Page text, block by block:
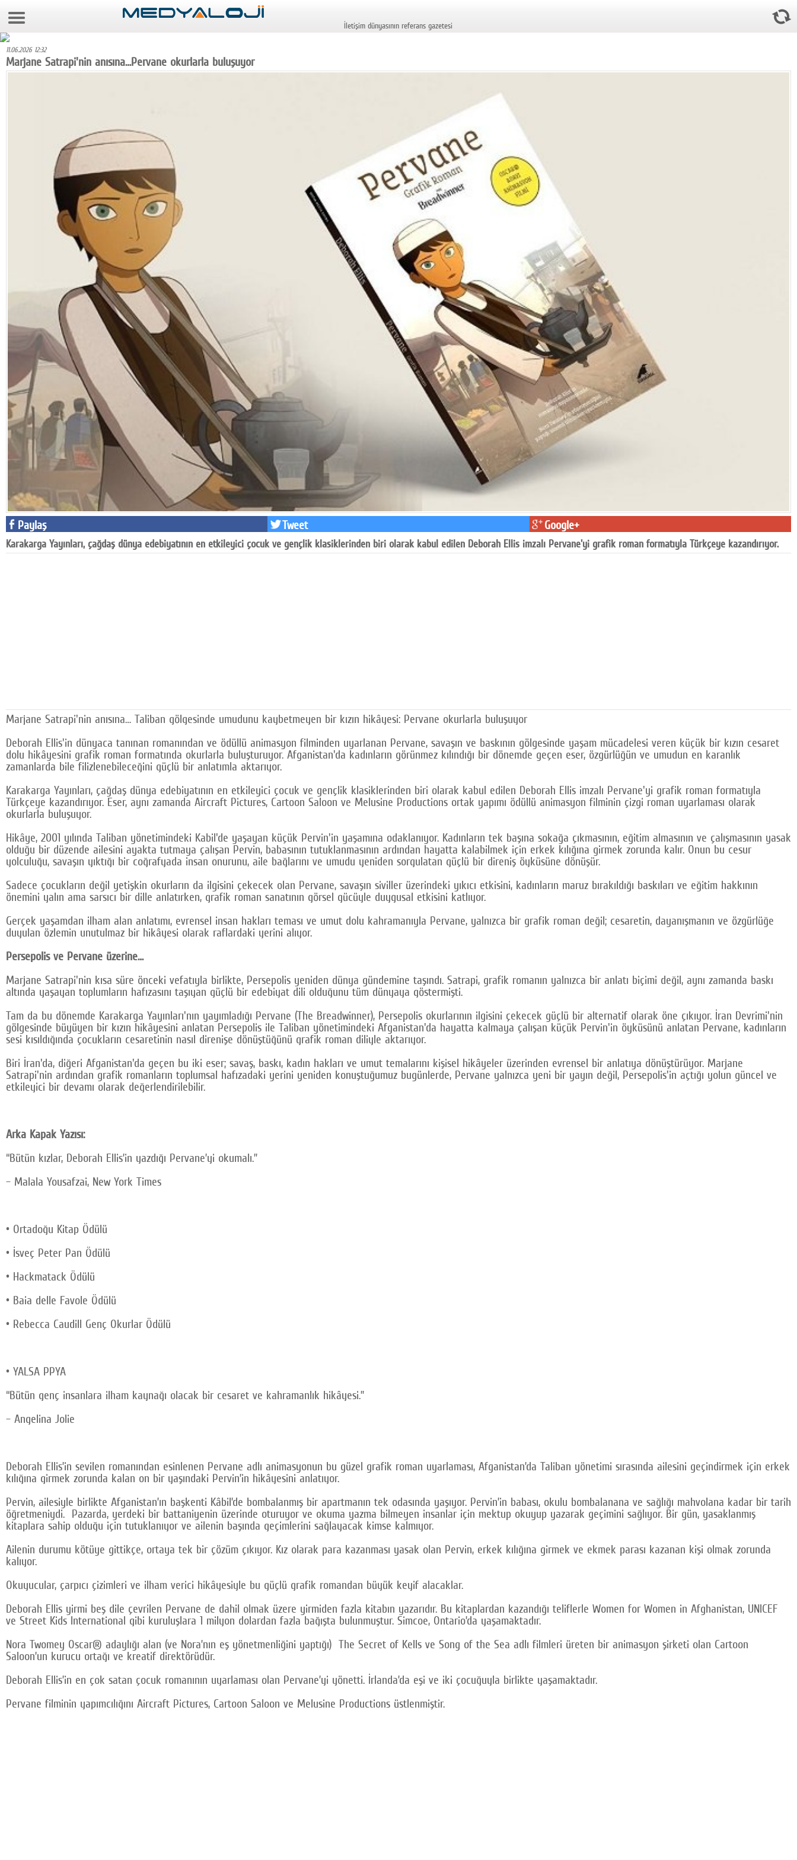
6 Ağustos 2026 1:58:23
Foto Galeri
Reyting-tiraj
Teknoloji
Televizyon
Dünya
Diziler
Karikatür
Youtube
Polemik
Reklam
Yazarlar
Künye
SOSYAL MEDYA
Facebook
Twitter
Google Plus
İletişim dünyasının referans gazetesi
11.06.2026 12:32
Marjane Satrapi'nin anısına…Pervane okurlarla buluşuyor
Paylaş Tweet Google+
Karakarga Yayınları, çağdaş dünya edebiyatının en etkileyici çocuk ve gençlik klasiklerinden biri olarak kabul edilen Deborah Ellis imzalı Pervane'yi grafik roman formatıyla Türkçeye kazandırıyor.
Marjane Satrapi'nin anısına… Taliban gölgesinde umudunu kaybetmeyen bir kızın hikâyesi: Pervane okurlarla buluşuyor
Deborah Ellis'in dünyaca tanınan romanından ve ödüllü animasyon filminden uyarlanan Pervane, savaşın ve baskının gölgesinde yaşam mücadelesi veren küçük bir kızın cesaret
dolu hikâyesini grafik roman formatında okurlarla buluşturuyor. Afganistan'da kadınların görünmez kılındığı bir dönemde geçen eser, özgürlüğün ve umudun en karanlık
zamanlarda bile filizlenebileceğini güçlü bir anlatımla aktarıyor.
Karakarga Yayınları, çağdaş dünya edebiyatının en etkileyici çocuk ve gençlik klasiklerinden biri olarak kabul edilen Deborah Ellis imzalı Pervane'yi grafik roman formatıyla
Türkçeye kazandırıyor. Eser, aynı zamanda Aircraft Pictures, Cartoon Saloon ve Melusine Productions ortak yapımı ödüllü animasyon filminin çizgi roman uyarlaması olarak
okurlarla buluşuyor.
Hikâye, 2001 yılında Taliban yönetimindeki Kabil'de yaşayan küçük Pervin'in yaşamına odaklanıyor. Kadınların tek başına sokağa çıkmasının, eğitim almasının ve çalışmasının yasak
olduğu bir düzende ailesini ayakta tutmaya çalışan Pervin, babasının tutuklanmasının ardından hayatta kalabilmek için erkek kılığına girmek zorunda kalır. Onun bu cesur
yolculuğu, savaşın yıktığı bir coğrafyada insan onurunu, aile bağlarını ve umudu yeniden sorgulatan güçlü bir direniş öyküsüne dönüşür.
Sadece çocukların değil yetişkin okurların da ilgisini çekecek olan Pervane, savaşın siviller üzerindeki yıkıcı etkisini, kadınların maruz bırakıldığı baskıları ve eğitim hakkının
önemini yalın ama sarsıcı bir dille anlatırken, grafik roman sanatının görsel gücüyle duygusal etkisini katlıyor.
Gerçek yaşamdan ilham alan anlatımı, evrensel insan hakları teması ve umut dolu kahramanıyla Pervane, yalnızca bir grafik roman değil; cesaretin, dayanışmanın ve özgürlüğe
duyulan özlemin unutulmaz bir hikâyesi olarak raflardaki yerini alıyor.
Persepolis ve Pervane üzerine…
Marjane Satrapi'nin kısa süre önceki vefatıyla birlikte, Persepolis yeniden dünya gündemine taşındı. Satrapi, grafik romanın yalnızca bir anlatı biçimi değil, aynı zamanda baskı
altında yaşayan toplumların hafızasını taşıyan güçlü bir edebiyat dili olduğunu tüm dünyaya göstermişti.
Tam da bu dönemde Karakarga Yayınları'nın yayımladığı Pervane (The Breadwinner), Persepolis okurlarının ilgisini çekecek güçlü bir alternatif olarak öne çıkıyor. İran Devrimi'nin
gölgesinde büyüyen bir kızın hikâyesini anlatan Persepolis ile Taliban yönetimindeki Afganistan'da hayatta kalmaya çalışan küçük Pervin'in öyküsünü anlatan Pervane, kadınların
sesi kısıldığında çocukların cesaretinin nasıl direnişe dönüştüğünü grafik roman diliyle aktarıyor.
Biri İran'da, diğeri Afganistan'da geçen bu iki eser; savaş, baskı, kadın hakları ve umut temalarını kişisel hikâyeler üzerinden evrensel bir anlatıya dönüştürüyor. Marjane
Satrapi'nin ardından grafik romanların toplumsal hafızadaki yerini yeniden konuştuğumuz bugünlerde, Pervane yalnızca yeni bir yayın değil, Persepolis'in açtığı yolun güncel ve
etkileyici bir devamı olarak değerlendirilebilir.
Arka Kapak Yazısı:
“Bütün kızlar, Deborah Ellis’in yazdığı Pervane’yi okumalı.”
– Malala Yousafzai, New York Times
• Ortadoğu Kitap Ödülü
• İsveç Peter Pan Ödülü
• Hackmatack Ödülü
• Baia delle Favole Ödülü
• Rebecca Caudill Genç Okurlar Ödülü
• YALSA PPYA
“Bütün genç insanlara ilham kaynağı olacak bir cesaret ve kahramanlık hikâyesi.”
– Angelina Jolie
Deborah Ellis’in sevilen romanından esinlenen Pervane adlı animasyonun bu güzel grafik roman uyarlaması, Afganistan’da Taliban yönetimi sırasında ailesini geçindirmek için erkek
kılığına girmek zorunda kalan on bir yaşındaki Pervin’in hikâyesini anlatıyor.
Pervin, ailesiyle birlikte Afganistan’ın başkenti Kâbil’de bombalanmış bir apartmanın tek odasında yaşıyor. Pervin’in babası, okulu bombalanana ve sağlığı mahvolana kadar bir tarih
öğretmeniydi. Pazarda, yerdeki bir battaniyenin üzerinde oturuyor ve okuma yazma bilmeyen insanlar için mektup okuyup yazarak geçimini sağlıyor. Bir gün, yasaklanmış
kitaplara sahip olduğu için tutuklanıyor ve ailenin başında geçimlerini sağlayacak kimse kalmıyor.
Ailenin durumu kötüye gittikçe, ortaya tek bir çözüm çıkıyor. Kız olarak para kazanması yasak olan Pervin, erkek kılığına girmek ve ekmek parası kazanan kişi olmak zorunda
kalıyor.
Okuyucular, çarpıcı çizimleri ve ilham verici hikâyesiyle bu güçlü grafik romandan büyük keyif alacaklar.
Deborah Ellis yirmi beş dile çevrilen Pervane de dahil olmak üzere yirmiden fazla kitabın yazarıdır. Bu kitaplardan kazandığı teliflerle Women for Women in Afghanistan, UNICEF
ve Street Kids International gibi kuruluşlara 1 milyon dolardan fazla bağışta bulunmuştur. Simcoe, Ontario’da yaşamaktadır.
Nora Twomey Oscar® adaylığı alan (ve Nora’nın eş yönetmenliğini yaptığı) The Secret of Kells ve Song of the Sea adlı filmleri üreten bir animasyon şirketi olan Cartoon
Saloon’un kurucu ortağı ve kreatif direktörüdür.
Deborah Ellis’in en çok satan çocuk romanının uyarlaması olan Pervane’yi yönetti. İrlanda’da eşi ve iki çocuğuyla birlikte yaşamaktadır.
Pervane filminin yapımcılığını Aircraft Pictures, Cartoon Saloon ve Melusine Productions üstlenmiştir.